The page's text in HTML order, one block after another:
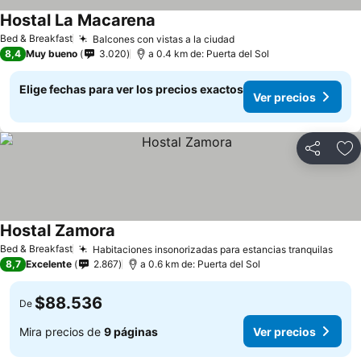
Bed & Breakfast Balcones con vistas a la ciudadVer precios
Hostal La Macarena
8,4 Muy bueno 3.020 a 0.4 km de: Puerta del Sol
Elige fechas para ver los precios exactos
Ver precios
Compartir
Bed & Breakfast Habitaciones insonorizadas para estancias tranquilasVer
Hostal Zamora
8,7 Excelente 2.867 a 0.6 km de: Puerta del Sol
De $88.536
Mira precios de 9 páginas Ver precios